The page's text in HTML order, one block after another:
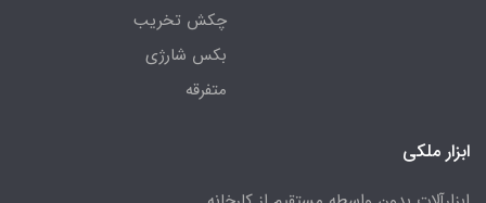
چکش تخریب
بکس شارژی
متفرقه
ابزار ملکی